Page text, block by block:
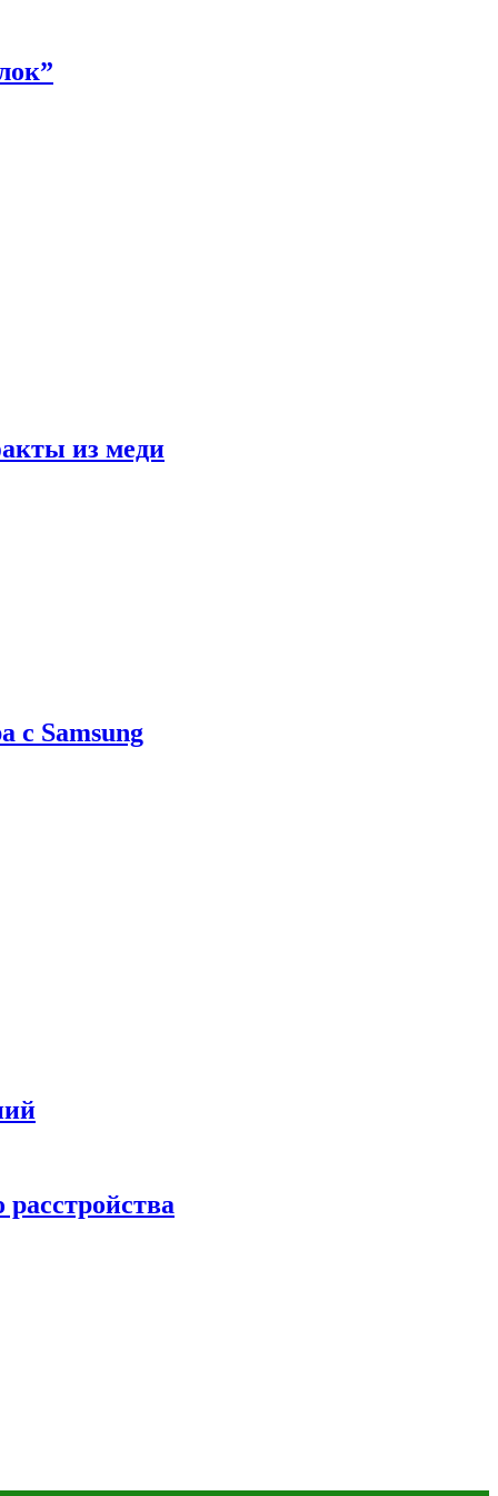
из меди
с Samsung